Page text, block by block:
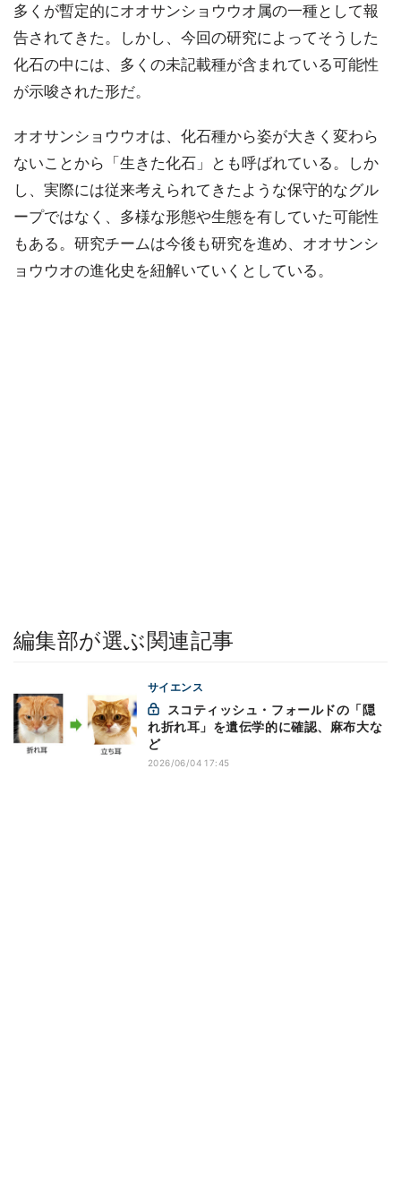
多くが暫定的にオオサンショウウオ属の一種として報
告されてきた。しかし、今回の研究によってそうした
化石の中には、多くの未記載種が含まれている可能性
が示唆された形だ。
オオサンショウウオは、化石種から姿が大きく変わら
ないことから「生きた化石」とも呼ばれている。しか
し、実際には従来考えられてきたような保守的なグル
ープではなく、多様な形態や生態を有していた可能性
もある。研究チームは今後も研究を進め、オオサンシ
ョウウオの進化史を紐解いていくとしている。
編集部が選ぶ関連記事
サイエンス
れ折れ耳」を遺伝学的に確認、麻布大な
ど
2026/06/04 17:45